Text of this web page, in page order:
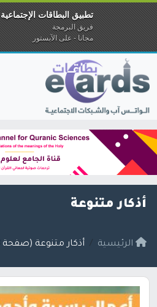
أذكار متنوعة
الرئيسية أذكار متنوعة (صفحة 3)
تطبيق البطاقات الإجتماعية
فريق البرمجة
مجانا - على الآبستور